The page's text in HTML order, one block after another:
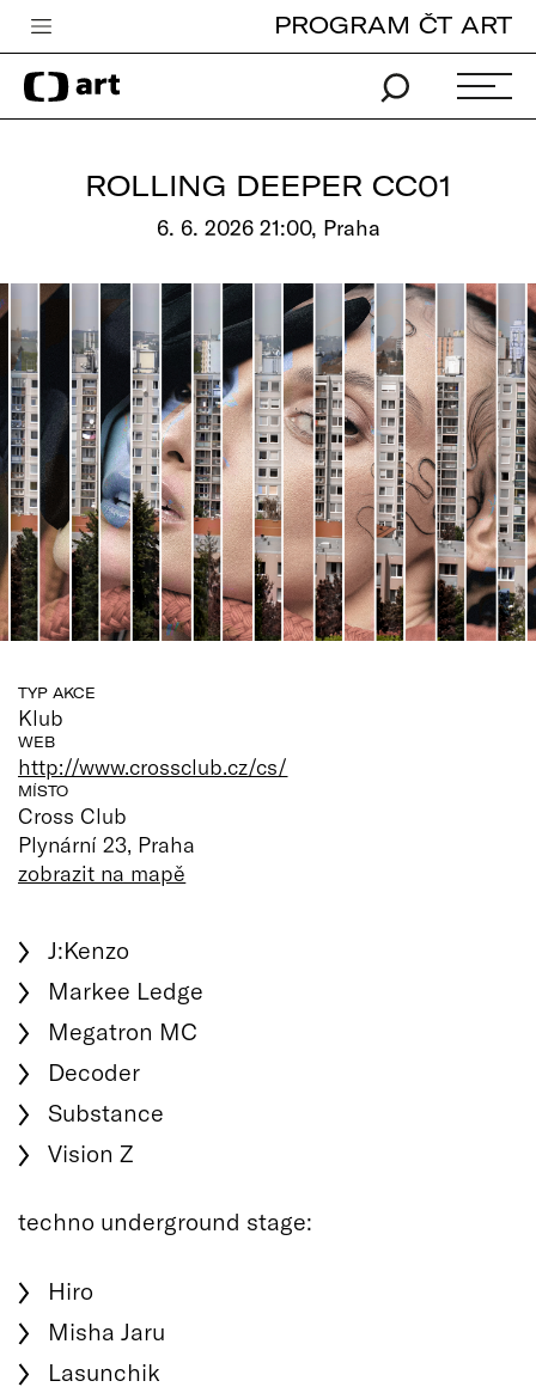
Česká televize
Zpravodajství
Pro děti
edu
Vše o ČT
PROGRAM ČT ART
ROLLING DEEPER CC01
6. 6. 2026 21:00, Praha
TYP AKCE
Klub
WEB
http://www.crossclub.cz/cs/
MÍSTO
Cross Club
Plynární 23, Praha
zobrazit na mapě
J:Kenzo
Markee Ledge
Megatron MC
Decoder
Substance
Vision Z
techno underground stage:
Hiro
Misha Jaru
Lasunchik